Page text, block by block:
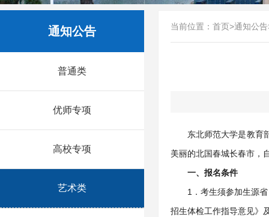
通知公告
普通类
优师专项
高校专项
艺术类
当前位置： 首页>通知公告
东北师范大学是教育
美丽的北国春城长春市，
一、报名条件
1．考生须参加生源
招生体检工作指导意见》